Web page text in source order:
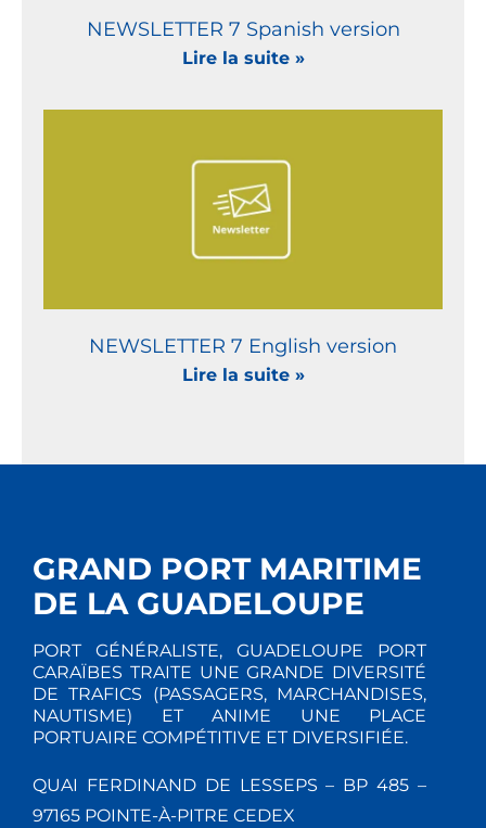
NEWSLETTER 7 Spanish version
Lire la suite »
NEWSLETTER 7 English version
Lire la suite »
GRAND PORT MARITIME
DE LA GUADELOUPE
PORT GÉNÉRALISTE, GUADELOUPE PORT
CARAÏBES TRAITE UNE GRANDE DIVERSITÉ
DE TRAFICS (PASSAGERS, MARCHANDISES,
NAUTISME) ET ANIME UNE PLACE
PORTUAIRE COMPÉTITIVE ET DIVERSIFIÉE.
QUAI FERDINAND DE LESSEPS – BP 485 –
97165 POINTE-À-PITRE CEDEX